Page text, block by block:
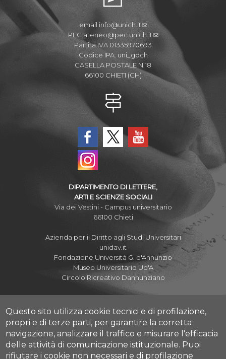
email:info@unich.it
PEC:ateneo@pec.unich.it
Partita IVA 01335970693
Codice IPA: uni_gdch
CASELLA POSTALE N.18
66100 CHIETI (CH)
DIPARTIMENTO DI LETTERE,
ARTI E SCIENZE SOCIALI
Via dei Vestini - Campus universitario
66100 Chieti
Azienda per il Diritto agli Studi Universitari
unidav.it
Fondazione Università G. d'Annunzio
Museo Universitario Ud'A
Circolo Ricreativo Dannunziano
Albo Pretorio Online
Amministrazione Trasparente
Mettiamoci la Faccia
Questo sito utilizza cookie tecnici e di profilazione,
propri e di terze parti, per garantire la corretta
navigazione, analizzare il traffico e misurare l'efficacia
delle attività di comunicazione istituzionale. Puoi
rifiutare i cookie non necessari e di profilazione